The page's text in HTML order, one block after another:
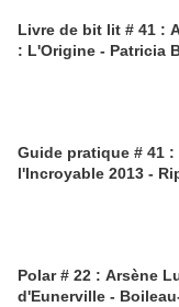
Livre de bit lit # 41 :
: L'Origine - Patricia
Guide pratique # 41
l'Incroyable 2013 -
Polar # 22 : Arsène
d'Eunerville -